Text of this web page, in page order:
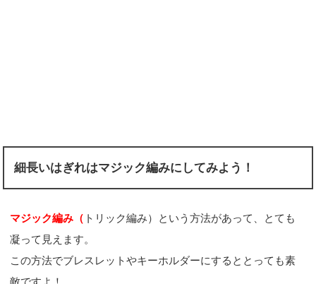
細長いはぎれはマジック編みにしてみよう！
マジック編み（ トリック編み）という方法があって、とても
凝って見えます。
この方法でブレスレットやキーホルダーにするととっても素
敵ですよ！